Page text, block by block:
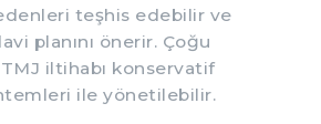
teşhis edebilir ve
planını önerir. Çoğu
iltihabı konservatif
ile yönetilebilir.